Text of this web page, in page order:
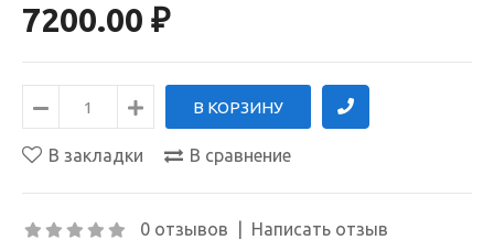
7200.00 ₽
В закладки В сравнение
0 отзывов Написать отзыв